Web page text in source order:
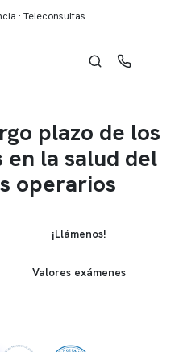
· Teleconsultas
plazo de los
la salud del
operarios
¡Llámenos!
Valores exámenes